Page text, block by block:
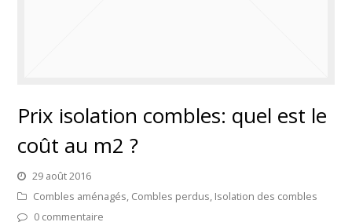
Prix isolation combles: quel est le
coût au m2 ?
29 août 2016
Combles aménagés, Combles perdus, Isolation des combles
0 commentaire